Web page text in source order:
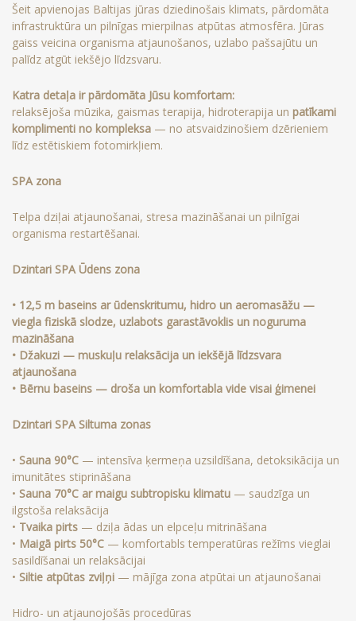
Šeit apvienojas Baltijas jūras dziedinošais klimats, pārdomāta
infrastruktūra un pilnīgas mierpilnas atpūtas atmosfēra. Jūras
gaiss veicina organisma atjaunošanos, uzlabo pašsajūtu un
palīdz atgūt iekšējo līdzsvaru.
Katra detaļa ir pārdomāta Jūsu komfortam:
relaksējoša mūzika, gaismas terapija, hidroterapija un patīkami
komplimenti no kompleksa — no atsvaidzinošiem dzērieniem
līdz estētiskiem fotomirkļiem.
SPA zona
Telpa dziļai atjaunošanai, stresa mazināšanai un pilnīgai
organisma restartēšanai.
Dzintari SPA Ūdens zona
• 12,5 m baseins ar ūdenskritumu, hidro un aeromasāžu —
viegla fiziskā slodze, uzlabots garastāvoklis un noguruma
mazināšana
• Džakuzi — muskuļu relaksācija un iekšējā līdzsvara
atjaunošana
• Bērnu baseins — droša un komfortabla vide visai ģimenei
Dzintari SPA Siltuma zonas
• Sauna 90°C — intensīva ķermeņa uzsildīšana, detoksikācija un
imunitātes stiprināšana
• Sauna 70°C ar maigu subtropisku klimatu — saudzīga un
ilgstoša relaksācija
• Tvaika pirts — dziļa ādas un elpceļu mitrināšana
• Maigā pirts 50°C — komfortabls temperatūras režīms vieglai
sasildīšanai un relaksācijai
• Siltie atpūtas zviļņi — mājīga zona atpūtai un atjaunošanai
Hidro- un atjaunojošās procedūras